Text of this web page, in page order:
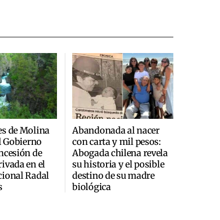
de Molina
de
en el
Radal
Abandonada al nacer
con carta y mil pesos:
Abogada chilena revela
su historia y el posible
destino de su madre
biológica